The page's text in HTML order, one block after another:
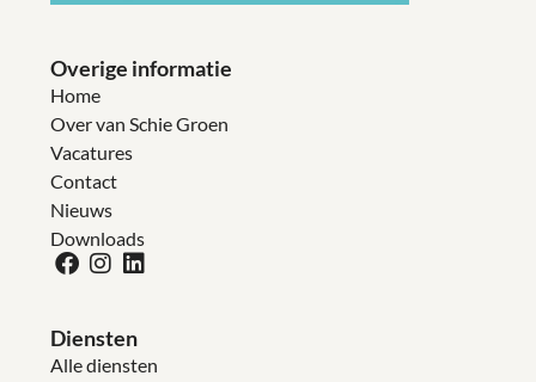
Overige informatie
Home
Over van Schie Groen
Vacatures
Contact
Nieuws
Downloads
Diensten
Alle diensten